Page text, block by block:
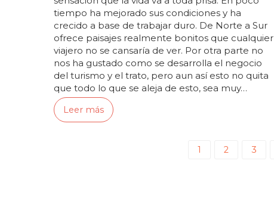
tiempo ha mejorado sus condiciones y ha
crecido a base de trabajar duro. De Norte a Sur
ofrece paisajes realmente bonitos que cualquier
viajero no se cansaría de ver. Por otra parte no
nos ha gustado como se desarrolla el negocio
del turismo y el trato, pero aun así esto no quita
que todo lo que se aleja de esto, sea muy…
Leer más
1 2 3